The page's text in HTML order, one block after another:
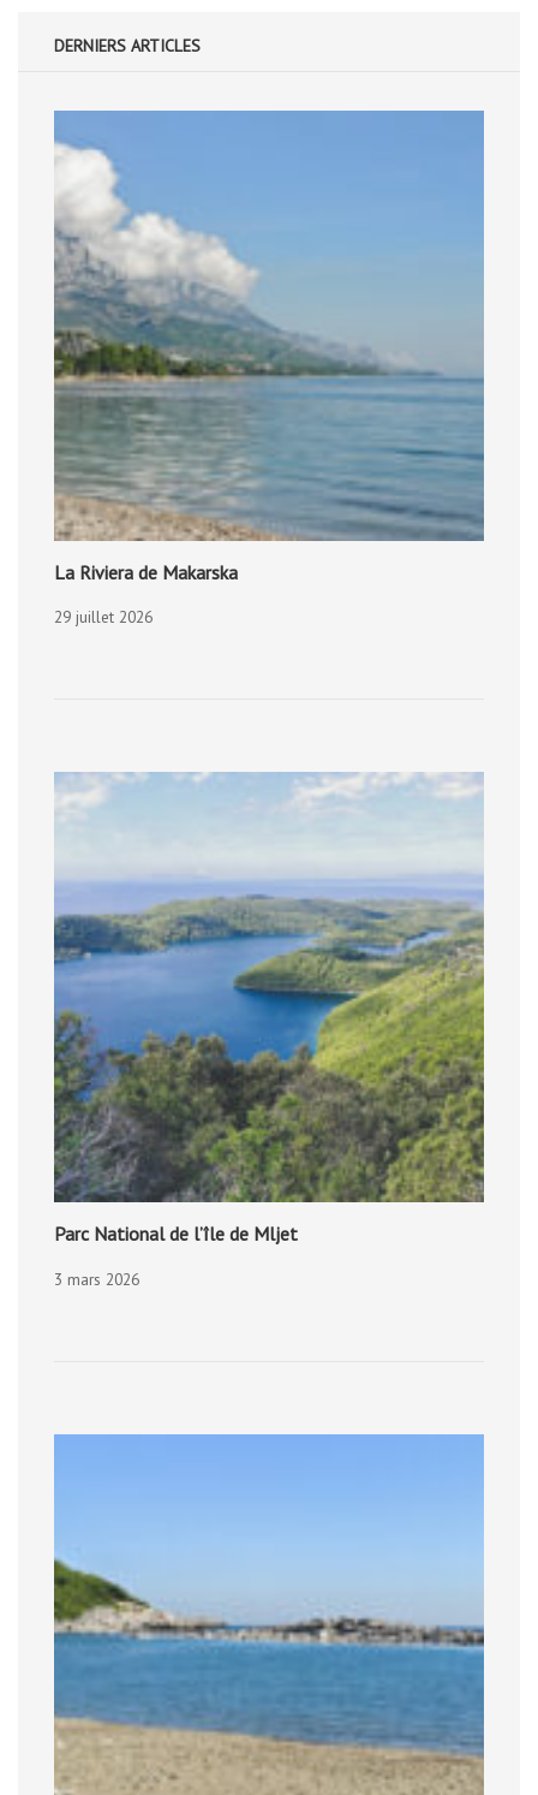
DERNIERS ARTICLES
La Riviera de Makarska
29 juillet 2026
Parc National de l’île de Mljet
3 mars 2026